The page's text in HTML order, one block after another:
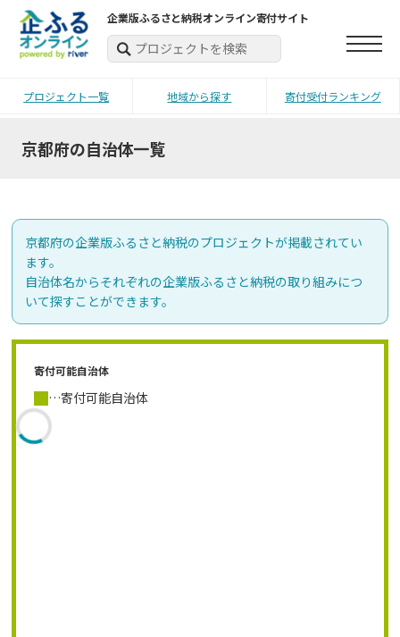
企業版ふるさと納税オンライン寄付サイト
プロジェクト一覧 地域から探す 寄付受付ランキング
京都府の自治体一覧
京都府の企業版ふるさと納税のプロジェクトが掲載されてい
ます。
自治体名からそれぞれの企業版ふるさと納税の取り組みにつ
いて探すことができます。
寄付可能自治体
…寄付可能自治体